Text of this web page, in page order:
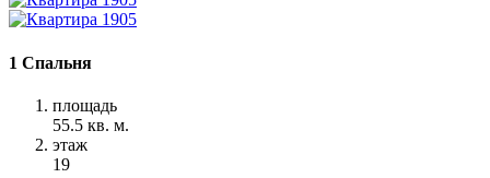
1 Спальня
площадь
55.5 кв. м.
этаж
19